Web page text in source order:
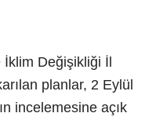
Değişikliği İl
planlar, 2 Eylül
incelemesine açık